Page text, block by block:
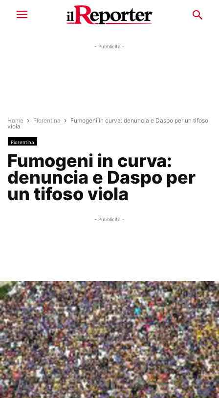
- Pubblicità -
Home Fiorentina
Fumogeni in curva: denuncia e Daspo per un tifoso
viola
Fiorentina
Fumogeni in curva:
denuncia e Daspo per
un tifoso viola
- Pubblicità -